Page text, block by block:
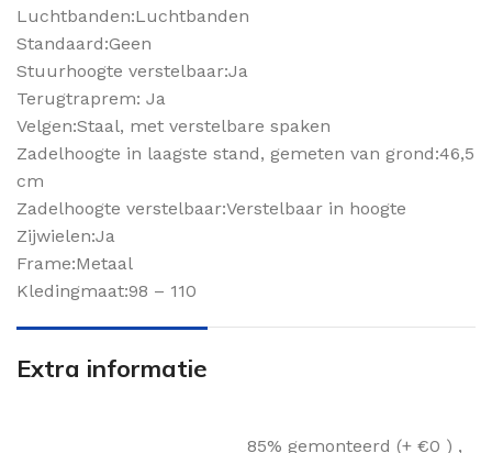
Luchtbanden:Luchtbanden
Standaard:Geen
Stuurhoogte verstelbaar:Ja
Terugtraprem: Ja
Velgen:Staal, met verstelbare spaken
Zadelhoogte in laagste stand, gemeten van grond:46,5
cm
Zadelhoogte verstelbaar:Verstelbaar in hoogte
Zijwielen:Ja
Frame:Metaal
Kledingmaat:98 – 110
Extra informatie
85% gemonteerd (+ €0 ) ,